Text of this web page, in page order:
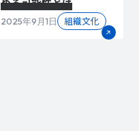
2025年9月1日 組織文化